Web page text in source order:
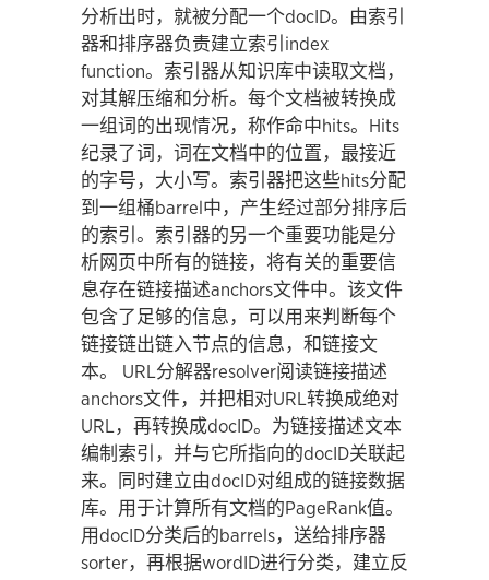
分析出时，就被分配一个docID。由索引
器和排序器负责建立索引index
function。索引器从知识库中读取文档，
对其解压缩和分析。每个文档被转换成
一组词的出现情况，称作命中hits。Hits
纪录了词，词在文档中的位置，最接近
的字号，大小写。索引器把这些hits分配
到一组桶barrel中，产生经过部分排序后
的索引。索引器的另一个重要功能是分
析网页中所有的链接，将有关的重要信
息存在链接描述anchors文件中。该文件
包含了足够的信息，可以用来判断每个
链接链出链入节点的信息，和链接文
本。 URL分解器resolver阅读链接描述
anchors文件，并把相对URL转换成绝对
URL，再转换成docID。为链接描述文本
编制索引，并与它所指向的docID关联起
来。同时建立由docID对组成的链接数据
库。用于计算所有文档的PageRank值。
用docID分类后的barrels，送给排序器
sorter，再根据wordID进行分类，建立反